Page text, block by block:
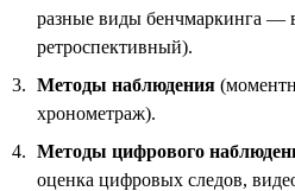
разные виды бенчмаркинга —
ретроспективный).
Методы наблюдения
хронометраж).
Методы цифрового
оценка цифровых следов,